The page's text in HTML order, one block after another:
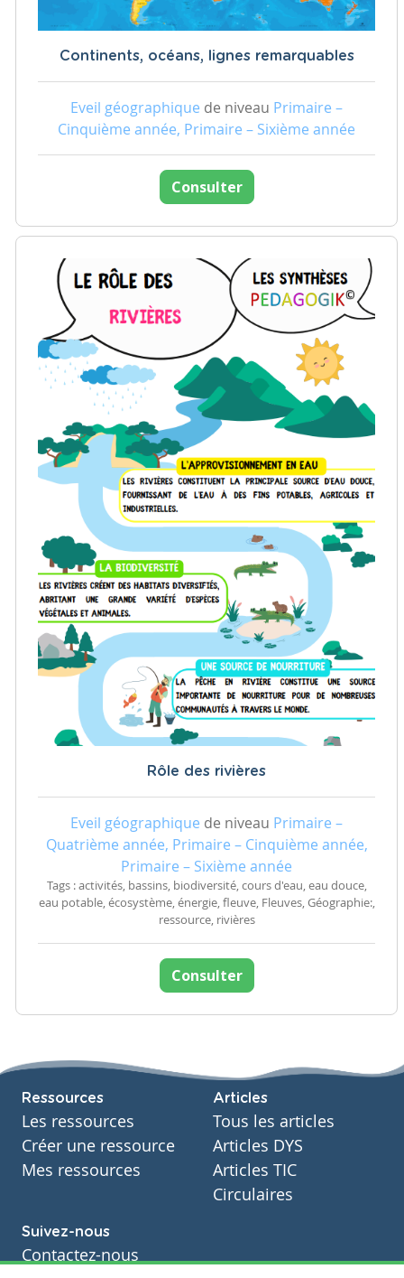
Continents, océans, lignes remarquables
Eveil géographique de niveau Primaire –
Cinquième année, Primaire – Sixième année
Consulter
Rôle des rivières
Eveil géographique de niveau Primaire –
Quatrième année, Primaire – Cinquième année,
Primaire – Sixième année
Tags : activités, bassins, biodiversité, cours d'eau, eau douce,
eau potable, écosystème, énergie, fleuve, Fleuves, Géographie:,
ressource, rivières
Consulter
Ressources
Les ressources
Créer une ressource
Mes ressources
Articles
Tous les articles
Articles DYS
Articles TIC
Circulaires
Suivez-nous
Contactez-nous